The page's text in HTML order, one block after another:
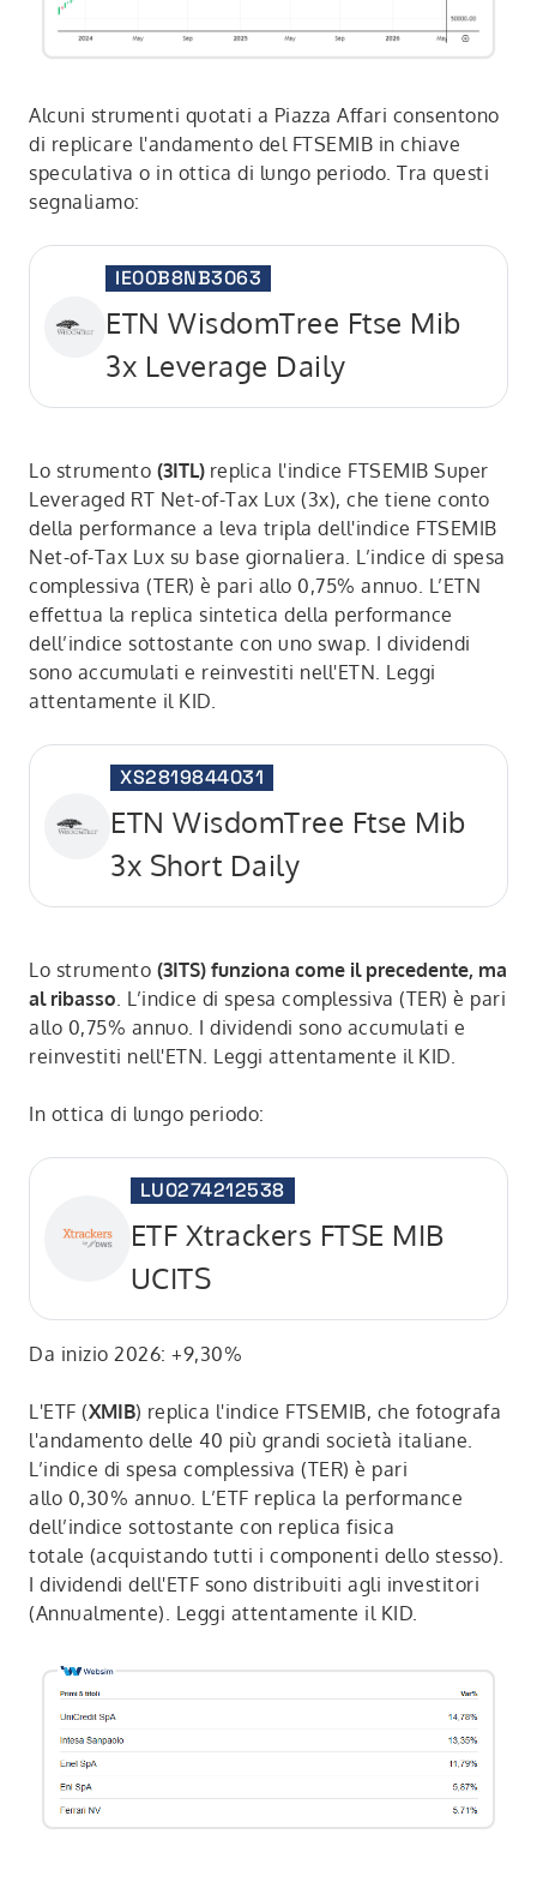
Alcuni strumenti quotati a Piazza Affari consentono
di replicare l'andamento del FTSEMIB in chiave
speculativa o in ottica di lungo periodo. Tra questi
segnaliamo:
IE00B8NB3063
ETN WisdomTree Ftse Mib
3x Leverage Daily
Lo strumento (3ITL) replica l'indice FTSEMIB Super
Leveraged RT Net-of-Tax Lux (3x), che tiene conto
della performance a leva tripla dell'indice FTSEMIB
Net-of-Tax Lux su base giornaliera. L’indice di spesa
complessiva (TER) è pari allo 0,75% annuo. L’ETN
effettua la replica sintetica della performance
dell’indice sottostante con uno swap. I dividendi
sono accumulati e reinvestiti nell'ETN. Leggi
attentamente il KID.
XS2819844031
ETN WisdomTree Ftse Mib
3x Short Daily
Lo strumento (3ITS) funziona come il precedente, ma
al ribasso. L’indice di spesa complessiva (TER) è pari
allo 0,75% annuo. I dividendi sono accumulati e
reinvestiti nell'ETN. Leggi attentamente il KID.
In ottica di lungo periodo:
LU0274212538
ETF Xtrackers FTSE MIB
UCITS
Da inizio 2026: +9,30%
L'ETF (XMIB) replica l'indice FTSEMIB, che fotografa
l'andamento delle 40 più grandi società italiane.
L’indice di spesa complessiva (TER) è pari
allo 0,30% annuo. L’ETF replica la performance
dell’indice sottostante con replica fisica
totale (acquistando tutti i componenti dello stesso).
I dividendi dell'ETF sono distribuiti agli investitori
(Annualmente). Leggi attentamente il KID.